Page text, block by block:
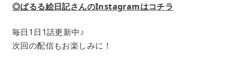
◎ぱるる絵日記さんのInstagramはコチラ
毎日1日1話更新中♪
次回の配信もお楽しみに！